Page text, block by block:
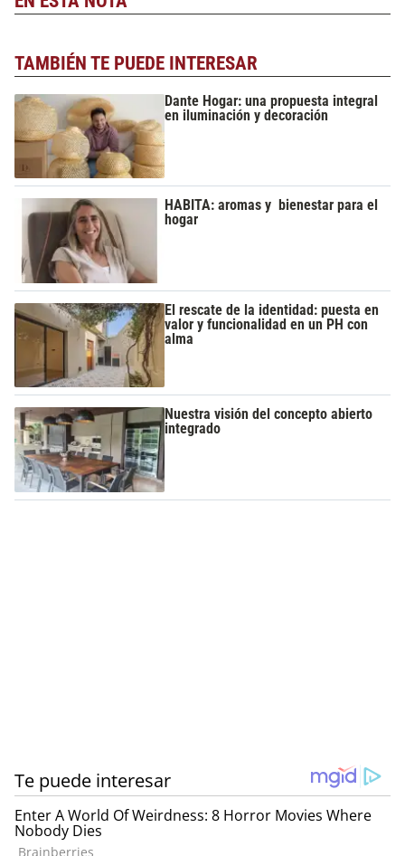
TAMBIÉN TE PUEDE INTERESAR
Dante Hogar: una propuesta integral
en iluminación y decoración
HABITA: aromas y bienestar para el
hogar
El rescate de la identidad: puesta en
valor y funcionalidad en un PH con
alma
Nuestra visión del concepto abierto
integrado